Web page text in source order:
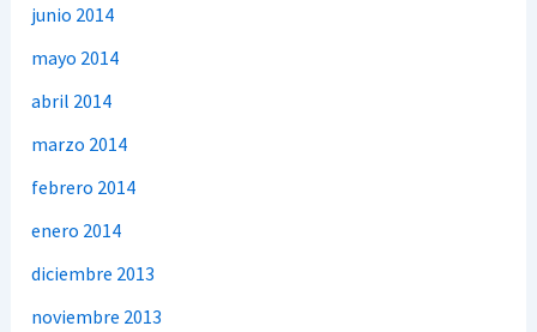
junio 2014
mayo 2014
abril 2014
marzo 2014
febrero 2014
enero 2014
diciembre 2013
noviembre 2013